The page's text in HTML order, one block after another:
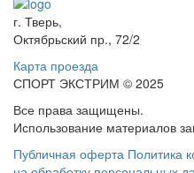
г. Тверь,
Октябрьский пр., 72/2
Карта проезда
СПОРТ ЭКСТРИМ © 2025
Все права защищены.
Использование материалов
Публичная оферта Политика